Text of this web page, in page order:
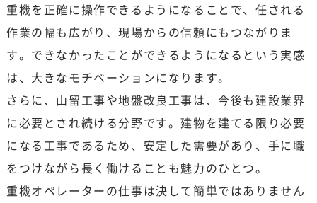
重機を正確に操作できるようになることで、任される
作業の幅も広がり、現場からの信頼にもつながりま
す。できなかったことができるようになるという実感
は、大きなモチベーションになります。
さらに、山留工事や地盤改良工事は、今後も建設業界
に必要とされ続ける分野です。建物を建てる限り必要
になる工事であるため、安定した需要があり、手に職
をつけながら長く働けることも魅力のひとつ。
重機オペレーターの仕事は決して簡単ではありません